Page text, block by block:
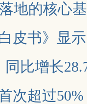
地的核心
皮书》显
同比增长
次超过